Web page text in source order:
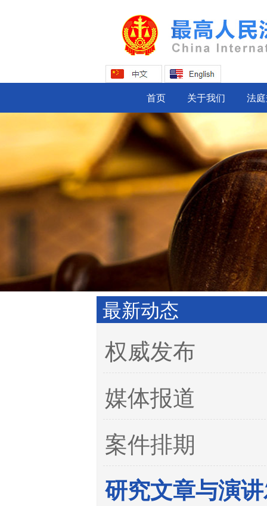
首页 关于我们 法
最新动态
权威发布
媒体报道
案件排期
研究文章与演